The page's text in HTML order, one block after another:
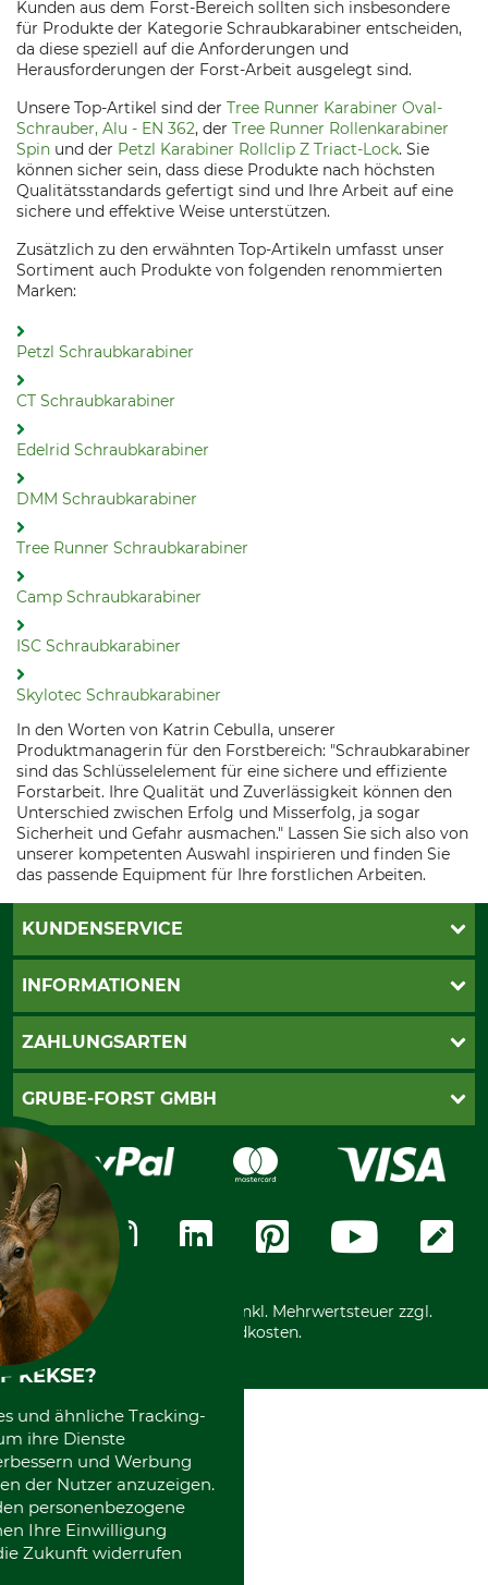
Kunden aus dem Forst-Bereich sollten sich insbesondere
für Produkte der Kategorie Schraubkarabiner entscheiden,
da diese speziell auf die Anforderungen und
Herausforderungen der Forst-Arbeit ausgelegt sind.
Unsere Top-Artikel sind der Tree Runner Karabiner Oval-
Schrauber, Alu - EN 362, der Tree Runner Rollenkarabiner
Spin und der Petzl Karabiner Rollclip Z Triact-Lock. Sie
können sicher sein, dass diese Produkte nach höchsten
Qualitätsstandards gefertigt sind und Ihre Arbeit auf eine
sichere und effektive Weise unterstützen.
Zusätzlich zu den erwähnten Top-Artikeln umfasst unser
Sortiment auch Produkte von folgenden renommierten
Marken:
Petzl Schraubkarabiner
CT Schraubkarabiner
Edelrid Schraubkarabiner
DMM Schraubkarabiner
Tree Runner Schraubkarabiner
Camp Schraubkarabiner
ISC Schraubkarabiner
Skylotec Schraubkarabiner
In den Worten von Katrin Cebulla, unserer
Produktmanagerin für den Forstbereich: "Schraubkarabiner
sind das Schlüsselelement für eine sichere und effiziente
Forstarbeit. Ihre Qualität und Zuverlässigkeit können den
Unterschied zwischen Erfolg und Misserfolg, ja sogar
Sicherheit und Gefahr ausmachen." Lassen Sie sich also von
unserer kompetenten Auswahl inspirieren und finden Sie
das passende Equipment für Ihre forstlichen Arbeiten.
KUNDENSERVICE
Katalogbestellung
INFORMATIONEN
AGB
Widerrufsrecht
Widerrufsformular
Datenschutz
Zahlungsarten
ZAHLUNGSARTEN
PayPal
Kreditkarte
Rechnung
Vorkasse
GRUBE-FORST GMBH
Karriere
Über uns
Messetermine
Community
International
*Alle Preise in Euro und inkl. Mehrwertsteuer zzgl.
Versandkosten.
KEKSE?
und ähnliche Tracking-
ihre Dienste
und Werbung
der Nutzer anzuzeigen.
personenbezogene
Ihre Einwilligung
Zukunft widerrufen